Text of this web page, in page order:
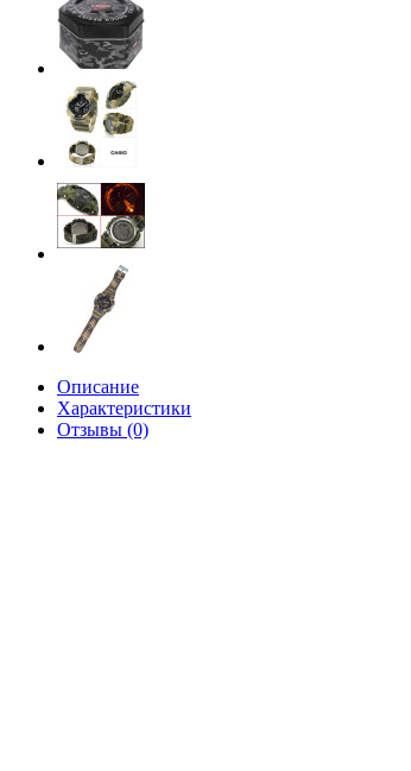
Описание
Характеристики
Отзывы (0)